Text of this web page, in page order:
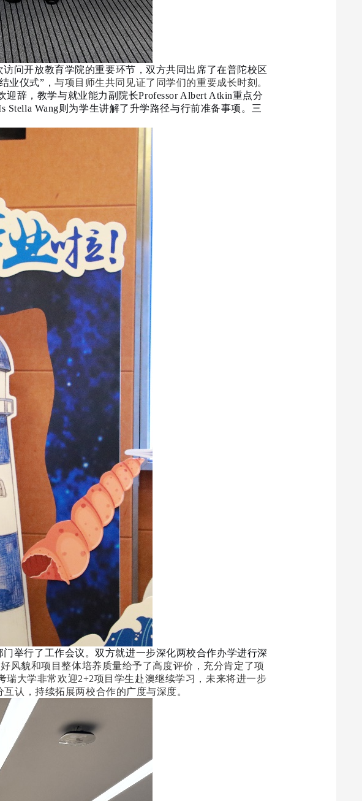
问开放教育学院的重要环节，双方共同出席了在普陀校区
业仪式”，与项目师生共同见证了同学们的重要成长时刻。
迎辞，教学与就业能力副院长Professor Albert Atkin重点分
Wang则为学生讲解了升学路径与行前准备事项。三
行了工作会议。双方就进一步深化两校合作办学进行深
风貌和项目整体培养质量给予了高度评价，充分肯定了项
瑞大学非常欢迎2+2项目学生赴澳继续学习，未来将进一步
认，持续拓展两校合作的广度与深度。